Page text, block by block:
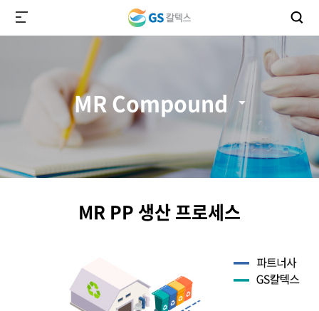
MR Compound
MR PP 생산 프로세스